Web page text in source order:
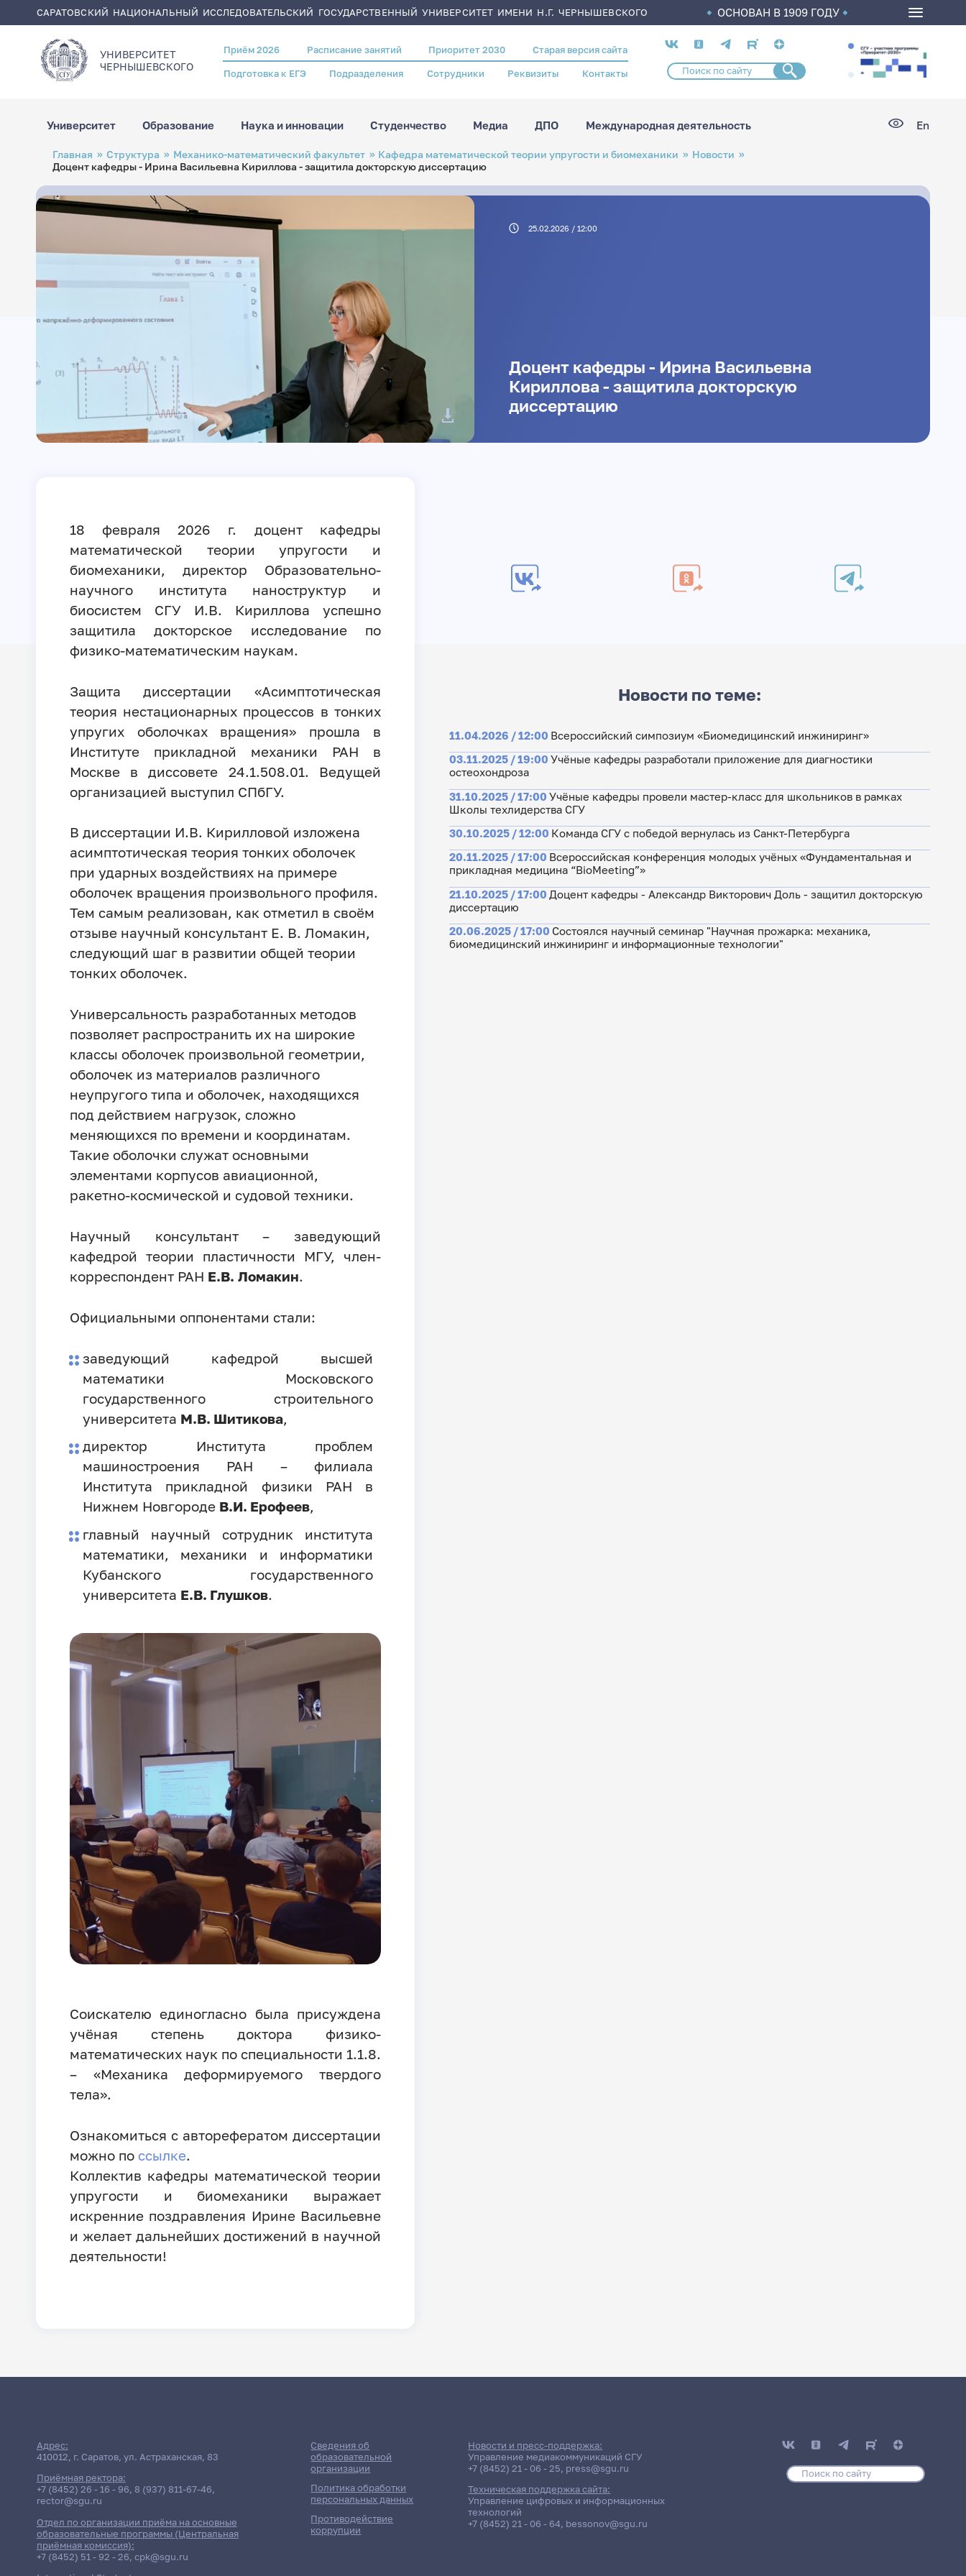
САРАТОВСКИЙ НАЦИОНАЛЬНЫЙ ИССЛЕДОВАТЕЛЬСКИЙ ГОСУДАРСТВЕННЫЙ УНИВЕРСИТЕТ ИМЕНИ Н.Г. ЧЕРНЫШЕВСКОГО ОСНОВАН В 1909 ГОДУ
УНИВЕРСИТЕТ
ЧЕРНЫШЕВСКОГO
Header
menu
Приём 2026 Расписание занятий Приоритет 2030 Старая версия сайта
Подготовка к ЕГЭ Подразделения Сотрудники Реквизиты Контакты
Социальные
сети
Университет Образование Наука и инновации Студенчество Медиа ДПО Международная деятельность En
Строка
навигации
Главная Структура Механико-математический факультет Кафедра математической теории упругости и биомеханики
Новости
Доцент кафедры - Ирина Васильевна Кириллова - защитила докторскую диссертацию
25.02.2026 / 12:00
Доцент кафедры - Ирина Васильевна
Кириллова - защитила докторскую
диссертацию
18 февраля 2026 г. доцент кафедры
математической теории упругости и
биомеханики, директор Образовательно-
научного института наноструктур и
биосистем СГУ И.В. Кириллова успешно
защитила докторское исследование по
физико-математическим наукам.
Защита диссертации «Асимптотическая
теория нестационарных процессов в тонких
упругих оболочках вращения» прошла в
Институте прикладной механики РАН в
Москве в диссовете 24.1.508.01. Ведущей
организацией выступил СПбГУ.
В диссертации И.В. Кирилловой изложена
асимптотическая теория тонких оболочек
при ударных воздействиях на примере
оболочек вращения произвольного профиля.
Тем самым реализован, как отметил в своём
отзыве научный консультант Е. В. Ломакин,
следующий шаг в развитии общей теории
тонких оболочек.
Универсальность разработанных методов
позволяет распространить их на широкие
классы оболочек произвольной геометрии,
оболочек из материалов различного
неупругого типа и оболочек, находящихся
под действием нагрузок, сложно
меняющихся по времени и координатам.
Такие оболочки служат основными
элементами корпусов авиационной,
ракетно-космической и судовой техники.
Научный консультант – заведующий
кафедрой теории пластичности МГУ, член-
корреспондент РАН Е.В. Ломакин.
Официальными оппонентами стали:
заведующий кафедрой высшей
математики Московского
государственного строительного
университета М.В. Шитикова,
директор Института проблем
машиностроения РАН – филиала
Института прикладной физики РАН в
Нижнем Новгороде В.И. Ерофеев,
главный научный сотрудник института
математики, механики и информатики
Кубанского государственного
университета Е.В. Глушков.
Соискателю единогласно была присуждена
учёная степень доктора физико-
математических наук по специальности 1.1.8.
– «Механика деформируемого твердого
тела».
Ознакомиться с авторефератом диссертации
можно по ссылке.
Коллектив кафедры математической теории
упругости и биомеханики выражает
искренние поздравления Ирине Васильевне
и желает дальнейших достижений в научной
деятельности!
Новости по теме:
11.04.2026 / 12:00 Всероссийский симпозиум «Биомедицинский инжиниринг»
03.11.2025 / 19:00 Учёные кафедры разработали приложение для диагностики
остеохондроза
31.10.2025 / 17:00 Учёные кафедры провели мастер-класс для школьников в рамках
Школы техлидерства СГУ
30.10.2025 / 12:00 Команда СГУ с победой вернулась из Санкт-Петербурга
20.11.2025 / 17:00 Всероссийская конференция молодых учёных «Фундаментальная и
прикладная медицина “BioMeeting”»
21.10.2025 / 17:00 Доцент кафедры - Александр Викторович Доль - защитил докторскую
диссертацию
20.06.2025 / 17:00 Состоялся научный семинар "Научная прожарка: механика,
биомедицинский инжиниринг и информационные технологии"
Адрес:
410012, г. Саратов, ул. Астраханская, 83
Приёмная ректора:
+7 (8452) 26 - 16 - 96, 8 (937) 811-67-46,
rector@sgu.ru
Отдел по организации приёма на основные
образовательные программы (Центральная
приёмная комиссия):
+7 (8452) 51 - 92 - 26, cpk@sgu.ru
Сведения об
образовательной
организации
Политика обработки
персональных данных
Противодействие
коррупции
Новости и пресс-поддержка:
Управление медиакоммуникаций СГУ
+7 (8452) 21 - 06 - 25, press@sgu.ru
Техническая поддержка сайта:
Управление цифровых и информационных
технологий
+7 (8452) 21 - 06 - 64, bessonov@sgu.ru